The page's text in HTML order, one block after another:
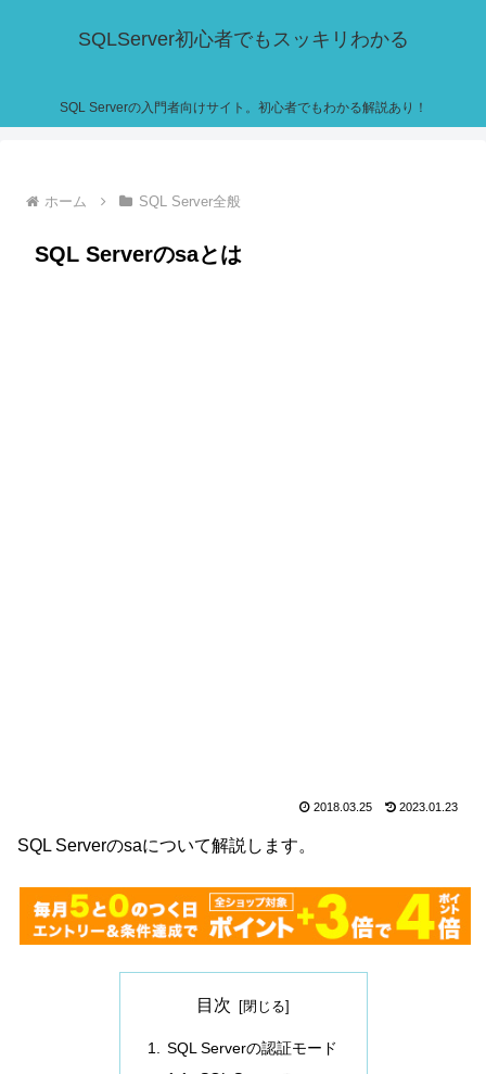
SQLServer初心者でもスッキリわかる
SQL Serverの入門者向けサイト。初心者でもわかる解説あり！
ホーム SQL Server全般
SQL Serverのsaとは
2018.03.25 2023.01.23
SQL Serverのsaについて解説します。
目次
SQL Serverの認証モード